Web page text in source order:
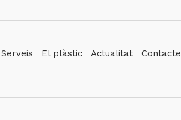
Serveis El plàstic Actualitat Contacte